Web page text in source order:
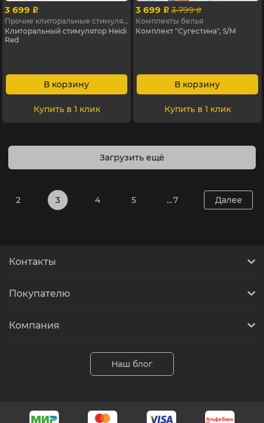
3 699 p
Прочие клиторальные стимуляторы
Клиторальный стимулятор Heidi
Red
В корзину
Купить в 1 клик
3 699 p 3 799 p
Комплекты белья
Комплект "Сугестина", S/M
В корзину
Купить в 1 клик
Загрузить ещё
2 3 4 5 ... 7 Далее
Контакты
Покупателю
Компания
Наш блог